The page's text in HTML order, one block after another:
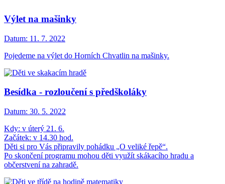
Výlet na mašinky
Datum: 11. 7. 2022
Pojedeme na výlet do Horních Chvatlin na mašinky.
Besídka - rozloučení s předškoláky
Datum: 30. 5. 2022
Kdy: v úterý 21. 6.
Začátek: v 14.30 hod.
Děti si pro Vás připravily pohádku „O veliké řepě“.
Po skončení programu mohou děti využít skákacího hradu a
občerstvení na zahradě.